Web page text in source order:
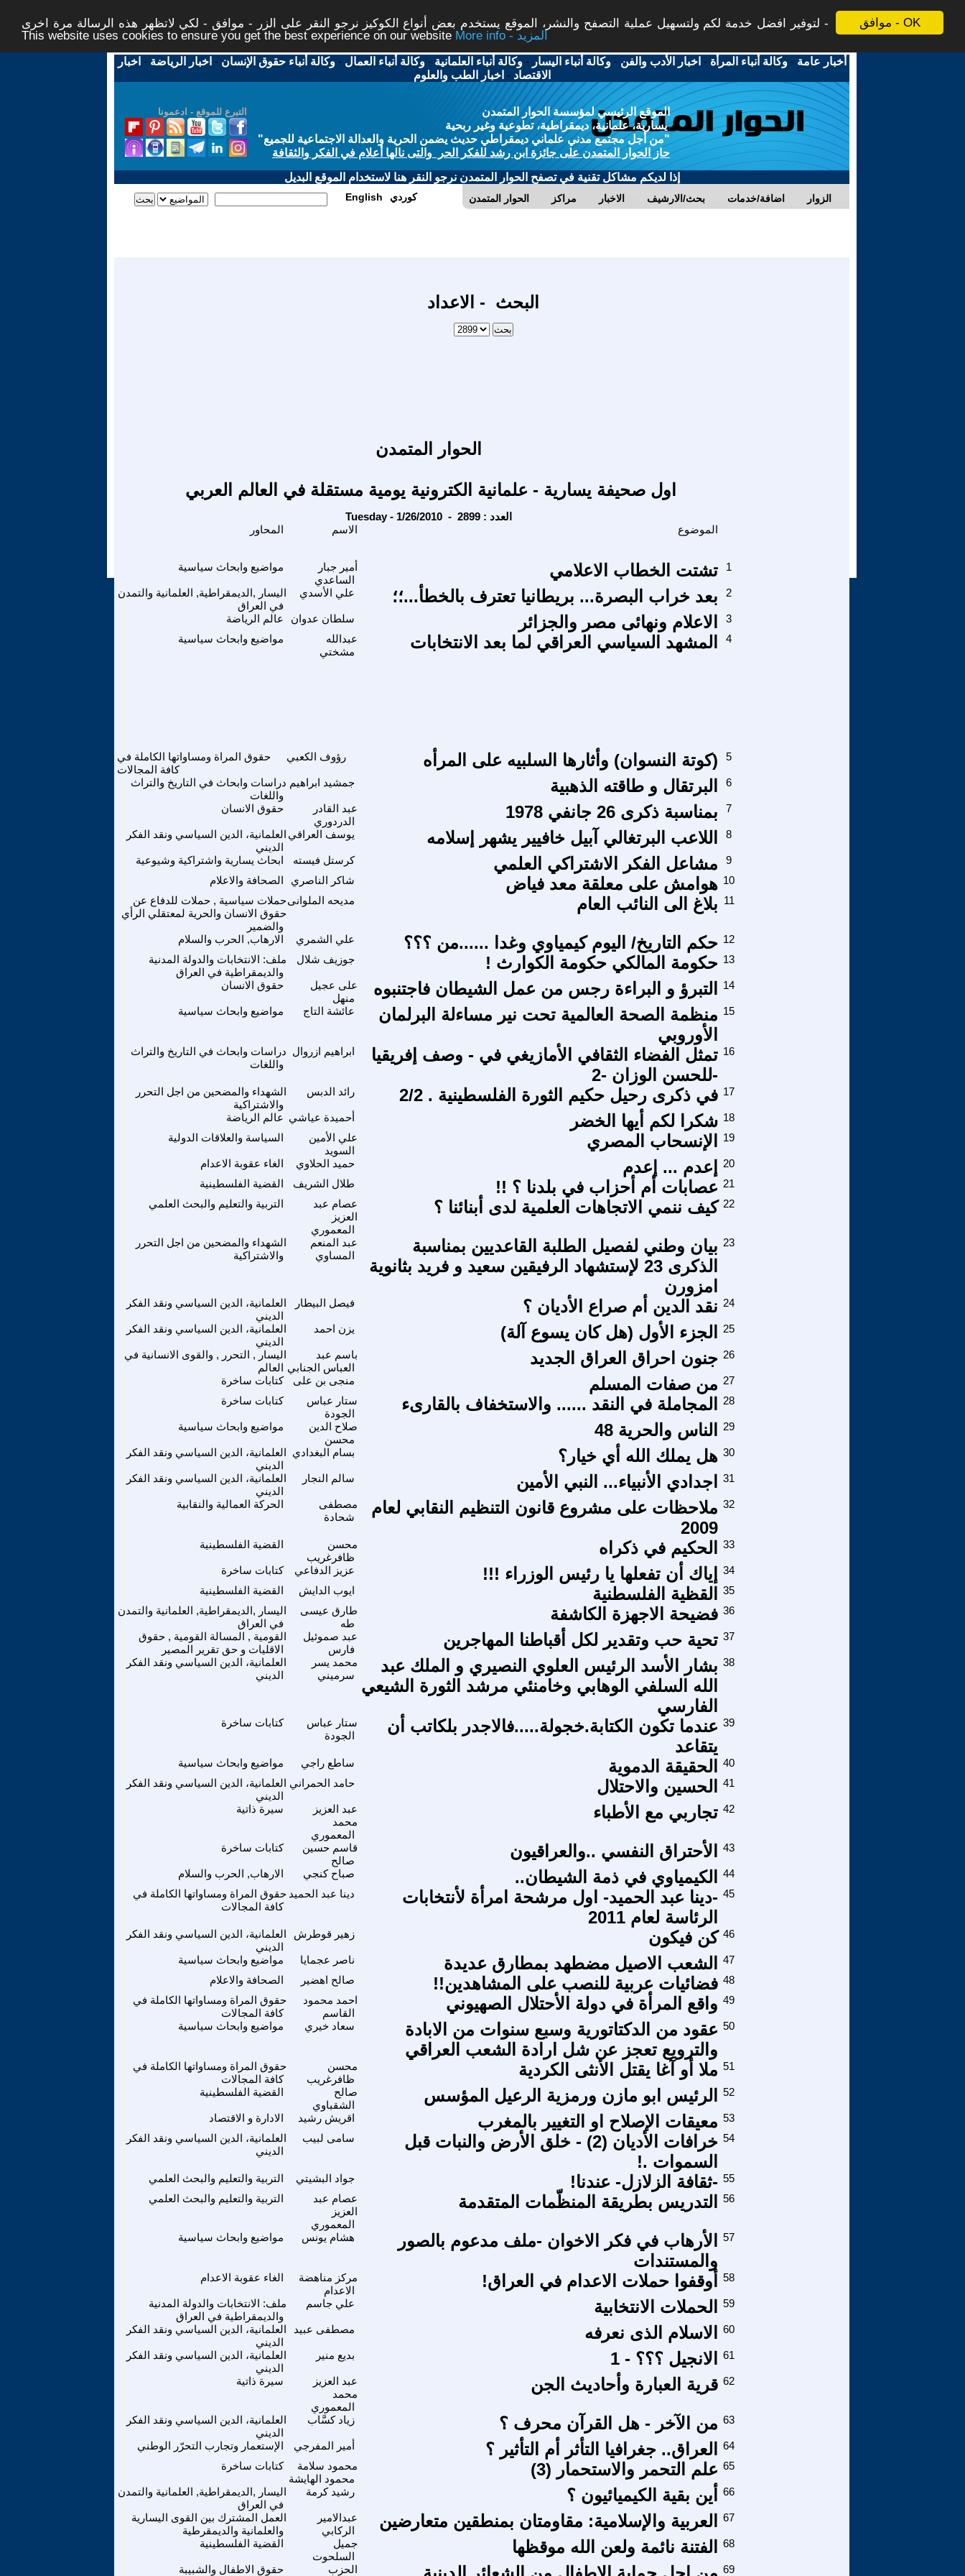
موافق - OK
لتوفير افضل خدمة لكم ولتسهيل عملية التصفح والنشر، الموقع يستخدم بعض أنواع الكوكيز نرجو النقر على الزر - موافق - لكي لاتظهر هذه الرسالة مرة اخرى -
This website uses cookies to ensure you get the best experience on our website
More info - المزيد
أخبار عامة -وكالة أنباء المرأة - اخبار الأدب والفن -وكالة أنباء اليسار -وكالة أنباء العلمانية -وكالة أنباء العمال -وكالة أنباء حقوق الإنسان - اخبار الرياضة - اخبار
الاقتصاد - اخبار الطب والعلوم
التبرع للموقع - ادعمونا
الموقع الرئيسي لمؤسسة الحوار المتمدن
يسارية، علمانية، ديمقراطية، تطوعية وغير ربحية
"من أجل مجتمع مدني علماني ديمقراطي حديث يضمن الحرية والعدالة الاجتماعية للجميع"
حاز الحوار المتمدن على جائزة ابن رشد للفكر الحر والتى نالها أعلام في الفكر والثقافة
إذا لديكم مشاكل تقنية في تصفح الحوار المتمدن نرجو النقر هنا لاستخدام الموقع البديل
الحوار المتمدن مراكز الاخبار بحث/الارشيف اضافة/خدمات الزوار English كوردي
البحث - الاعداد
الحوار المتمدن
اول صحيفة يسارية - علمانية الكترونية يومية مستقلة في العالم العربي
Tuesday - 1/26/2010 - العدد : 2899
الاسم الموضوع
مواضيع وابحاث سياسية
أمير جبار
الساعدي
تشتت الخطاب الاعلامي 1
اليسار ,الديمقراطية, العلمانية والتمدن
في العراق
علي الأسدي بعد خراب البصرة... بريطانيا تعترف بالخطأ...؛؛ 2
عالم الرياضة سلطان عدوان الاعلام ونهائى مصر والجزائر
3
مواضيع وابحاث سياسية
عبدالله
مشختي
المشهد السياسي العراقي لما بعد الانتخابات 4
حقوق المراة ومساواتها الكاملة في
كافة المجالات
رؤوف الكعبي (كوتة النسوان) وأثارها السلبيه على المرأه 5
دراسات وابحاث في التاريخ والتراث
واللغات
جمشيد ابراهيم البرتقال و طاقته الذهبية 6
حقوق الانسان
عبد القادر
الدردوري
بمناسبة ذكرى 26 جانفي 1978 7
العلمانية، الدين السياسي ونقد الفكر
الديني
يوسف العراقي اللاعب البرتغالي آبيل خافيير يشهر إسلامه 8
ابحاث يسارية واشتراكية وشيوعية كرستل فيسته مشاعل الفكر الاشتراكي العلمي
9
الصحافة والاعلام
شاكر الناصري هوامش على معلقة معد فياض 10
حملات سياسية , حملات للدفاع عن
حقوق الانسان والحرية لمعتقلي الرأي
والضمير
مديحه الملوانى بلاغ الى النائب العام 11
الارهاب, الحرب والسلام علي الشمري حكم التاريخ/ اليوم كيمياوي وغدا ......من ؟؟؟ 12
ملف: الانتخابات والدولة المدنية
والديمقراطية في العراق
جوزيف شلال حكومة المالكي حكومة الكوارث ! 13
حقوق الانسان
على عجيل
منهل
التبرؤ و البراءة رجس من عمل الشيطان فاجتنبوه 14
مواضيع وابحاث سياسية عائشة التاج
منظمة الصحة العالمية تحت نير مساءلة البرلمان
الأوروبي
15
دراسات وابحاث في التاريخ والتراث
واللغات
ابراهيم ازروال
تمثل الفضاء الثقافي الأمازيغي في - وصف إفريقيا
-للحسن الوزان -2
16
الشهداء والمضحين من اجل التحرر
والاشتراكية
رائد الدبس في ذكرى رحيل حكيم الثورة الفلسطينية . 2/2 17
عالم الرياضة أحميدة عياشي شكرا لكم أيها الخضر 18
السياسة والعلاقات الدولية
علي الأمين
السويد
الإنسحاب المصري 19
الغاء عقوبة الاعدام حميد الحلاوي إعدم ... إعدم
20
القضية الفلسطينية
طلال الشريف عصابات أم أحزاب في بلدنا ؟ !! 21
التربية والتعليم والبحث العلمي
عصام عبد
العزيز
المعموري
كيف ننمي الاتجاهات العلمية لدى أبنائنا ؟ 22
الشهداء والمضحين من اجل التحرر
والاشتراكية
عبد المنعم
المساوي
بيان وطني لفصيل الطلبة القاعديين بمناسبة
الذكرى 23 لإستشهاد الرفيقين سعيد و فريد بثانوية
امزورن
23
العلمانية، الدين السياسي ونقد الفكر
الديني
فيصل البيطار نقد الدين أم صراع الأديان ؟ 24
العلمانية، الدين السياسي ونقد الفكر
الديني
يزن احمد الجزء الأول (هل كان يسوع آلة) 25
اليسار , التحرر , والقوى الانسانية في
العالم
باسم عبد
العباس الجنابي
جنون احراق العراق الجديد 26
كتابات ساخرة منجى بن على من صفات المسلم 27
كتابات ساخرة
ستار عباس
الجودة
المجاملة في النقد ...... والاستخفاف بالقارىء 28
مواضيع وابحاث سياسية
صلاح الدين
محسن
الناس والحرية 48 29
العلمانية، الدين السياسي ونقد الفكر
الديني
بسام البغدادي هل يملك الله أي خيار؟ 30
العلمانية، الدين السياسي ونقد الفكر
الديني
سالم النجار اجدادي الأنبياء... النبي الأمين 31
الحركة العمالية والنقابية
مصطفى
شحادة
ملاحظات على مشروع قانون التنظيم النقابي لعام
2009
32
القضية الفلسطينية
محسن
ظافرغريب
الحكيم في ذكراه 33
كتابات ساخرة عزيز الدفاعي إياك أن تفعلها يا رئيس الوزراء !!!
34
القضية الفلسطينية
ايوب الدايش القظية الفلسطنية
35
اليسار ,الديمقراطية, العلمانية والتمدن
في العراق
طارق عيسى
طه
فضيحة الاجهزة الكاشفة 36
القومية , المسالة القومية , حقوق
الاقليات و حق تقرير المصير
عبد صموئيل
فارس
تحية حب وتقدير لكل أقباطنا المهاجرين 37
العلمانية، الدين السياسي ونقد الفكر
الديني
محمد يسر
سرميني
بشار الأسد الرئيس العلوي النصيري و الملك عبد
الله السلفي الوهابي وخامنئي مرشد الثورة الشيعي
الفارسي
38
كتابات ساخرة
ستار عباس
الجودة
عندما تكون الكتابة.خجولة.....فالاجدر بلكاتب أن
يتقاعد
39
مواضيع وابحاث سياسية ساطع راجي الحقيقة الدموية
40
العلمانية، الدين السياسي ونقد الفكر
الديني
حامد الحمراني الحسين والاحتلال 41
سيرة ذاتية
عبد العزيز
محمد
المعموري
تجاربي مع الأطباء 42
كتابات ساخرة
قاسم حسين
صالح
الأحتراق النفسي ..والعراقيون 43
الارهاب, الحرب والسلام صباح كنجي الكيمياوي في ذمة الشيطان..
44
حقوق المراة ومساواتها الكاملة في
كافة المجالات
دينا عبد الحميد
-دينا عبد الحميد- اول مرشحة امرأة لأنتخابات
الرئاسة لعام 2011
45
العلمانية، الدين السياسي ونقد الفكر
الديني
زهير قوطرش كن فيكون 46
مواضيع وابحاث سياسية ناصر عجمايا الشعب الاصيل مضطهد بمطارق عديدة
47
الصحافة والاعلام
صالح اهضير فضائيات عربية للنصب على المشاهدين!! 48
حقوق المراة ومساواتها الكاملة في
كافة المجالات
احمد محمود
القاسم
واقع المرأة في دولة الأحتلال الصهيوني 49
مواضيع وابحاث سياسية سعاد خيري
عقود من الدكتاتورية وسبع سنوات من الابادة
والترويع تعجز عن شل ارادة الشعب العراقي
50
حقوق المراة ومساواتها الكاملة في
كافة المجالات
محسن
ظافرغريب
ملا أو آغا يقتل الأنثى الكردية 51
القضية الفلسطينية
صالح
الشقباوي
الرئيس ابو مازن ورمزية الرعيل المؤسس 52
الادارة و الاقتصاد اقريش رشيد معيقات الإصلاح او التغيير بالمغرب 53
العلمانية، الدين السياسي ونقد الفكر
الديني
سامى لبيب
خرافات الأديان (2) - خلق الأرض والنبات قبل
السموات .!
54
التربية والتعليم والبحث العلمي جواد البشيتي -ثقافة الزلازل- عندنا! 55
التربية والتعليم والبحث العلمي
عصام عبد
العزيز
المعموري
التدريس بطريقة المنظّمات المتقدمة 56
مواضيع وابحاث سياسية هشام يونس
الأرهاب في فكر الاخوان -ملف مدعوم بالصور
والمستندات
57
الغاء عقوبة الاعدام
مركز مناهضة
الاعدام
أوقفوا حملات الاعدام في العراق! 58
ملف: الانتخابات والدولة المدنية
والديمقراطية في العراق
علي جاسم الحملات الانتخابية 59
العلمانية، الدين السياسي ونقد الفكر
الديني
مصطفى عبيد الاسلام الذى نعرفه 60
العلمانية، الدين السياسي ونقد الفكر
الديني
بديع منير الانجيل ؟؟؟ - 1 61
سيرة ذاتية
عبد العزيز
محمد
المعموري
قرية العبارة وأحاديث الجن 62
العلمانية، الدين السياسي ونقد الفكر
الديني
زياد كسَّاب من الآخر - هل القرآن محرف ؟ 63
الإستعمار وتجارب التحرّر الوطني أمير المفرجي العراق.. جغرافيا التأثر أم التأثير ؟
64
كتابات ساخرة
محمود سلامة
محمود الهايشة
علم التحمر والاستحمار (3) 65
اليسار ,الديمقراطية, العلمانية والتمدن
في العراق
رشيد كرمة أين بقية الكيميائيون ؟ 66
العمل المشترك بين القوى اليسارية
والعلمانية والديمقرطية
عبدالامير
الركابي
العربية والإسلامية: مقاومتان بمنطقين متعارضين 67
القضية الفلسطينية
جميل
السلحوت
الفتنة نائمة ولعن الله موقظها 68
حقوق الاطفال والشبيبة الحزب 69